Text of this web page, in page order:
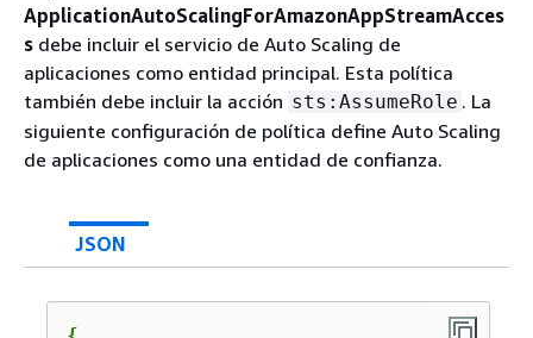
ApplicationAutoScalingForAmazonAppStreamAcces
s debe incluir el servicio de Auto Scaling de
aplicaciones como entidad principal. Esta política
también debe incluir la acción sts:AssumeRole . La
siguiente configuración de política define Auto Scaling
de aplicaciones como una entidad de confianza.
JSON